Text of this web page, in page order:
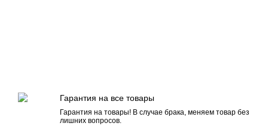
Гарантия на все товары
Гарантия на товары! В случае брака, меняем товар без
лишних вопросов.